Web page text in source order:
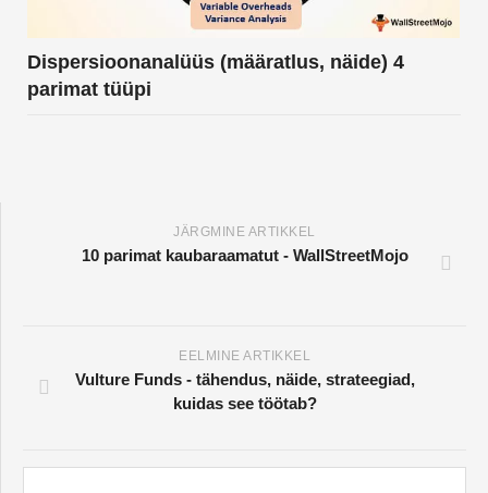
Dispersioonanalüüs (määratlus, näide) 4
parimat tüüpi
JÄRGMINE ARTIKKEL
10 parimat kaubaraamatut - WallStreetMojo
EELMINE ARTIKKEL
Vulture Funds - tähendus, näide, strateegiad,
kuidas see töötab?